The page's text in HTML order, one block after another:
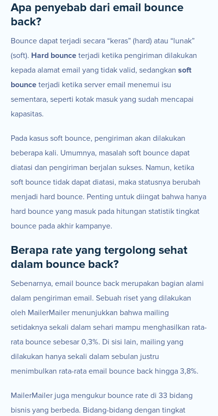
Apa penyebab dari email bounce
back?
Bounce dapat terjadi secara “keras” (hard) atau “lunak”
(soft). Hard bounce terjadi ketika pengiriman dilakukan
kepada alamat email yang tidak valid, sedangkansoft
bounce terjadi ketika server email menemui isu
sementara, seperti kotak masuk yang sudah mencapai
kapasitas.
Pada kasus soft bounce, pengiriman akan dilakukan
beberapa kali. Umumnya, masalah soft bounce dapat
diatasi dan pengiriman berjalan sukses. Namun, ketika
soft bounce tidak dapat diatasi, maka statusnya berubah
menjadi hard bounce. Penting untuk diingat bahwa hanya
hard bounce yang masuk pada hitungan statistik tingkat
bounce pada akhir kampanye.
Berapa rate yang tergolong sehat
dalam bounce back?
Sebenarnya, email bounce back merupakan bagian alami
dalam pengiriman email. Sebuah riset yang dilakukan
oleh MailerMailer menunjukkan bahwa mailing
setidaknya sekali dalam sehari mampu menghasilkan rata-
rata bounce sebesar 0,3%. Di sisi lain, mailing yang
dilakukan hanya sekali dalam sebulan justru
menimbulkan rata-rata email bounce back hingga 3,8%.
MailerMailer juga mengukur bounce rate di 33 bidang
bisnis yang berbeda. Bidang-bidang dengan tingkat